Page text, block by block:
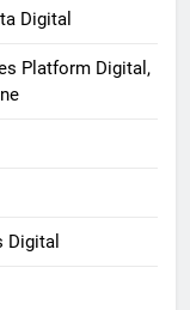
Digital
Platform Digital,
Digital